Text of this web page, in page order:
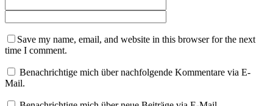
Save my name, email, and website in this browser for the next
time I comment.
Benachrichtige mich über nachfolgende Kommentare via E-
Mail.